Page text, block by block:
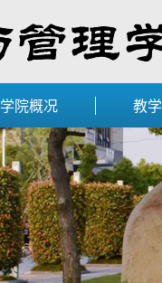
学院概况 教